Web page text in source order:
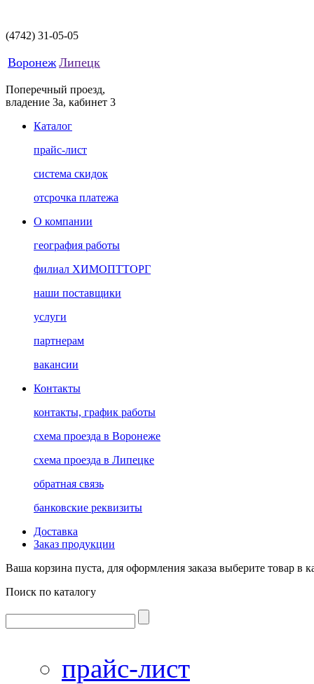
(4742) 31-05-05
Воронеж Липецк
Поперечный проезд,
владение 3а, кабинет 3
Каталог
прайс-лист
система скидок
отсрочка платежа
О компании
география работы
филиал ХИМОПТТОРГ
наши поставщики
услуги
партнерам
вакансии
Контакты
контакты, график работы
схема проезда в Воронеже
схема проезда в Липецке
обратная связь
банковские реквизиты
Доставка
Заказ продукции
Ваша корзина пуста, для оформления заказа выберите товар в
Поиск по каталогу
прайс-лист